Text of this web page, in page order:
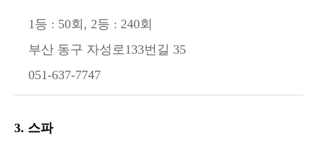
1등 : 50회, 2등 : 240회
부산 동구 자성로133번길 35
051-637-7747
3. 스파